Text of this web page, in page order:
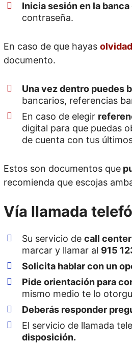
Inicia sesión en la
contraseña.
En caso de que hayas
documento.
Una vez dentro puedes
bancarios, referencias
En caso de elegir
digital para que puedas
de cuenta con tus
Estos son documentos que
recomienda que escojas
Vía llamada
Su servicio de call center
marcar y llamar al 915
Solicita hablar con un
Pide orientación para
mismo medio te lo
Deberás responder
El servicio de llamada
disposición.